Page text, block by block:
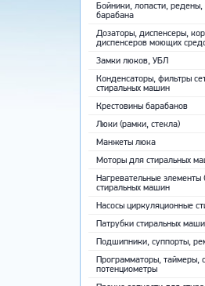
Бойники, лопасти, редены,
барабана
Дозаторы, диспенсеры,
диспенсеров моющих
Замки люков, УБЛ
Конденсаторы, фильтры
стиральных машин
Крестовины барабанов
Люки (рамки, стекла)
Манжеты люка
Моторы для стиральных
Нагревательные элементы
стиральных машин
Насосы циркуляционные
Патрубки стиральных
Подшипники, суппорты,
Программаторы, таймеры,
потенциометры